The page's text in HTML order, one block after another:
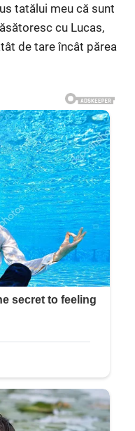
tatălui meu că sunt
cu Lucas,
de tare încât părea